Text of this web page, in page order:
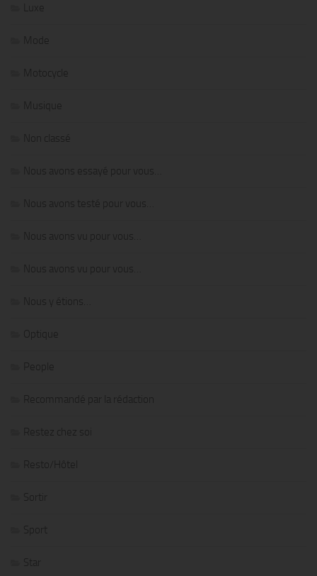
Luxe
Mode
Motocycle
Musique
Non classé
Nous avons essayé pour vous…
Nous avons testé pour vous…
Nous avons vu pour vous…
Nous avons vu pour vous…
Nous y étions…
Optique
People
Recommandé par la rédaction
Restez chez soi
Resto/Hôtel
Sortir
Sport
Star